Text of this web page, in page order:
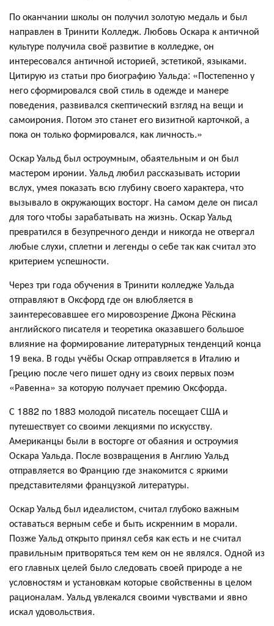
По оканчании школы он получил золотую медаль и был
направлен в Тринити Колледж. Любовь Оскара к античной
культуре получила своё развитие в колледже, он
интересовался античной историей, эстетикой, языками.
Цитирую из статьи про биографию Уальда: «Постепенно у
него сформировался свой стиль в одежде и манере
поведения, развивался скептический взгляд на вещи и
самоирония. Потом это станет его визитной карточкой, а
пока он только формировался, как личность.»
Оскар Уальд был остроумным, обаятельным и он был
мастером иронии. Уальд любил рассказывать истории
вслух, умея показать всю глубину своего характера, что
вызывало в окружающих восторг. На самом деле он писал
для того чтобы зарабатывать на жизнь. Оскар Уальд
превратился в безупречного денди и никогда не отвергал
любые слухи, сплетни и легенды о себе так как считал это
критерием успешности.
Через три года обучения в Тринити колледже Уальда
отправляют в Оксфорд где он влюбляется в
заинтересовавшее его мировозрение Джона Рёскина
английского писателя и теоретика оказавшего большое
влияние на формирование литературных тенденций конца
19 века. В годы учёбы Оскар отправляется в Италию и
Грецию после чего пишет одну из своих первых поэм
«Равенна» за которую получает премию Оксфорда.
С 1882 по 1883 молодой писатель посещает США и
путешествует со своими лекциями по искусству.
Американцы были в восторге от обаяния и остроумия
Оскара Уальда. После возвращения в Англию Уальд
отправляется во Францию где знакомится с яркими
представителями французкой литературы.
Оскар Уальд был идеалистом, считал глубоко важным
оставаться верным себе и быть искренним в морали.
Позже Уальд открыто принял себя как есть и не считал
правильным притворяться тем кем он не являлся. Одной из
его главных целей было следовать своей природе а не
условностям и установкам которые свойственны в целом
рационалам. Уальд увлекался своими чувствами и явно
искал удовольствия.